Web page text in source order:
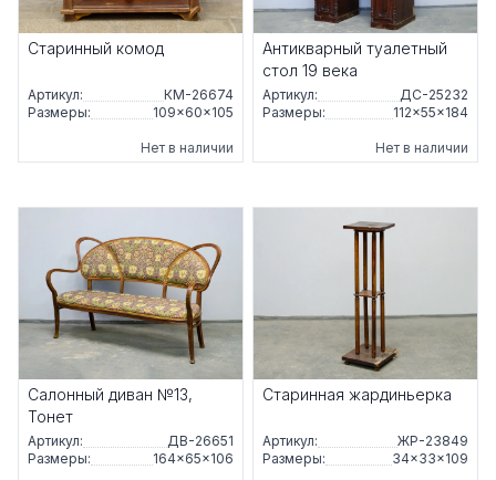
Старинный комод
Артикул:
КМ-26674
Размеры:
109×60×105
Нет в наличии
Антикварный туалетный
стол 19 века
Артикул:
ДС-25232
Размеры:
112×55×184
Нет в наличии
Салонный диван №13,
Тонет
Артикул:
ДВ-26651
Размеры:
164×65×106
Старинная жардиньерка
Артикул:
ЖР-23849
Размеры:
34×33×109